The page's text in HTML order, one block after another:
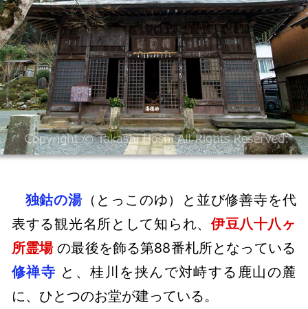
独鈷の湯（とっこのゆ）と並び修善寺を代
表する観光名所として知られ、伊豆八十八ヶ
所霊場の最後を飾る第88番札所となっている
修禅寺 と、桂川を挟んで対峙する鹿山の麓
に、ひとつのお堂が建っている。